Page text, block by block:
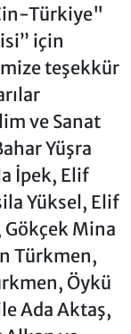
Türkiye"
için
teşekkür
ve Sanat
Yüşra
İpek, Elif
Yüksel, Elif
Gökçek Mina
Türkmen,
Öykü
Ada Aktaş,